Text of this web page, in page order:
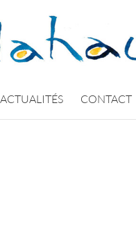
ACTUALITÉS CONTACT